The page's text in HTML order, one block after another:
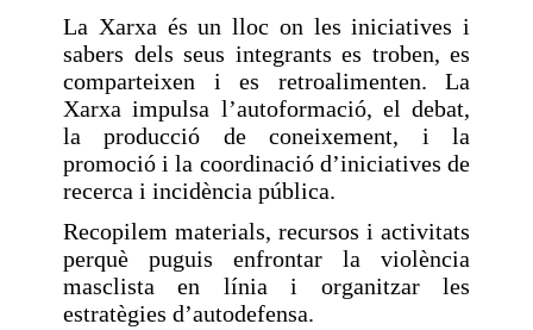
La Xarxa és un lloc on les iniciatives i
sabers dels seus integrants es troben, es
comparteixen i es retroalimenten. La
Xarxa impulsa l’autoformació, el debat,
la producció de coneixement, i la
promoció i la coordinació d’iniciatives de
recerca i incidència pública.
Recopilem materials, recursos i activitats
perquè puguis enfrontar la violència
masclista en línia i organitzar les
estratègies d’autodefensa.